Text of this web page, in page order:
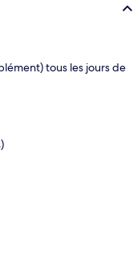
tous les jours de